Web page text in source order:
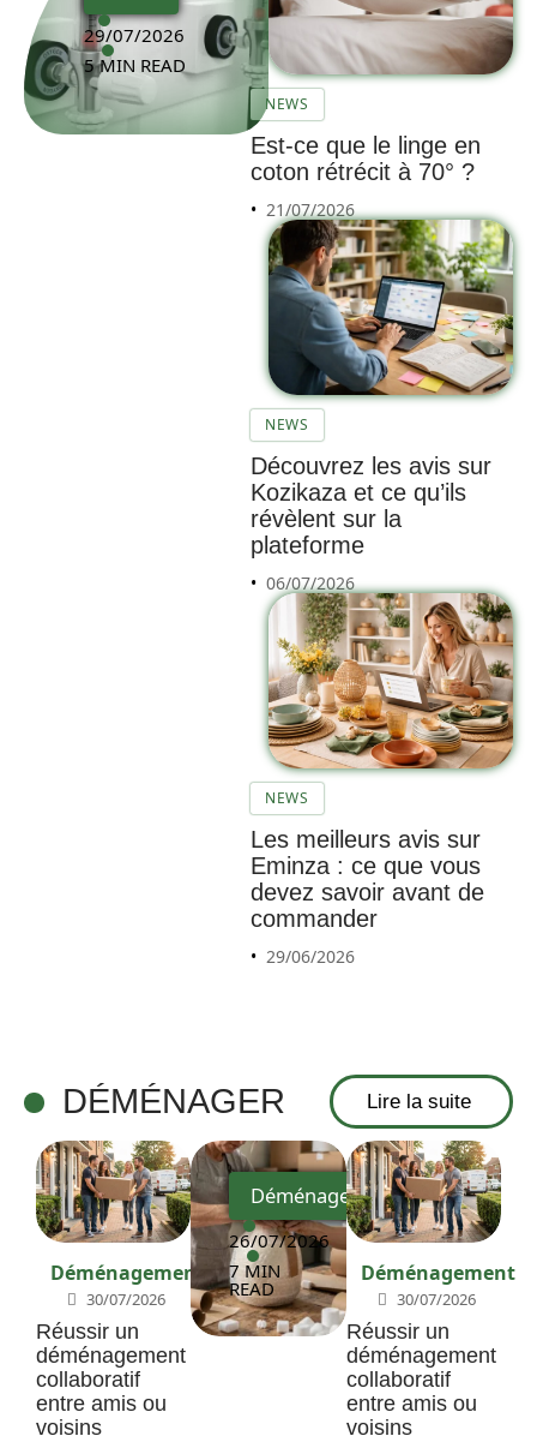
29/07/2026
5 MIN READ
NEWS
Est-ce que le linge en
coton rétrécit à 70° ?
21/07/2026
NEWS
Découvrez les avis sur
Kozikaza et ce qu’ils
révèlent sur la
plateforme
06/07/2026
NEWS
Les meilleurs avis sur
Eminza : ce que vous
devez savoir avant de
commander
29/06/2026
DÉMÉNAGER Lire la suite
Déménagement
30/07/2026
Réussir un
déménagement
collaboratif
entre amis ou
voisins
Astuce
s pour
protég
er les
objets
transp
Déménagement
26/07/2026
7 MIN
READ
Déménagement
30/07/2026
Réussir un
déménagement
collaboratif
entre amis ou
voisins